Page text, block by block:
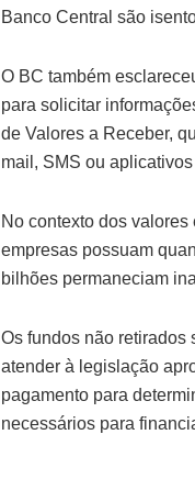
Banco Central são
O BC também
para solicitar
de Valores a Receber,
mail, SMS ou
No contexto dos
empresas possuam
bilhões permaneciam
Os fundos não retirados
atender à legislação
pagamento para
necessários para